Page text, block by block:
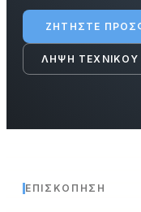
ΖΗΤΉΣΤΕ
ΛΉΨΗ
ΕΠΙΣΚΌΠΗΣΗ